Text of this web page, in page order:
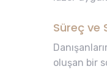
Süreç ve
oluşan bir